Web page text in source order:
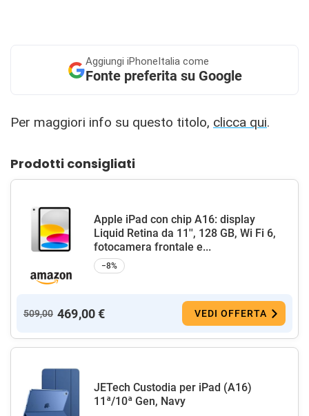
Aggiungi iPhoneItalia come
Fonte preferita su Google
Per maggiori info su questo titolo, clicca qui.
Prodotti consigliati
Apple iPad con chip A16: display
Liquid Retina da 11'', 128 GB, Wi Fi 6,
fotocamera frontale e...
−8%
509,00 469,00 € VEDI OFFERTA
JETech Custodia per iPad (A16)
11ª/10ª Gen, Navy